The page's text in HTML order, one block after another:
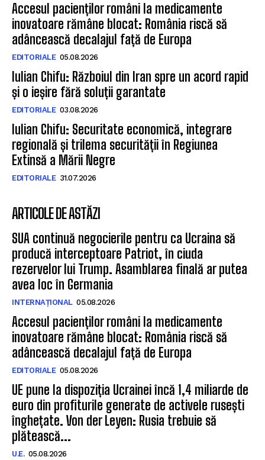
Accesul pacienților români la medicamente
inovatoare rămâne blocat: România riscă să
adâncească decalajul față de Europa
EDITORIALE 05.08.2026
Iulian Chifu: Războiul din Iran spre un acord rapid
și o ieșire fără soluții garantate
EDITORIALE 03.08.2026
Iulian Chifu: Securitate economică, integrare
regională și trilema securității în Regiunea
Extinsă a Mării Negre
EDITORIALE 31.07.2026
ARTICOLE DE ASTĂZI
SUA continuă negocierile pentru ca Ucraina să
producă interceptoare Patriot, în ciuda
rezervelor lui Trump. Asamblarea finală ar putea
avea loc în Germania
INTERNAȚIONAL 05.08.2026
Accesul pacienților români la medicamente
inovatoare rămâne blocat: România riscă să
adâncească decalajul față de Europa
EDITORIALE 05.08.2026
UE pune la dispoziția Ucrainei încă 1,4 miliarde de
euro din profiturile generate de activele rusești
înghețate. Von der Leyen: Rusia trebuie să
plătească...
U.E. 05.08.2026